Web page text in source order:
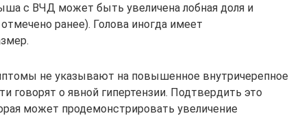
с ВЧД может быть увеличена лобная доля и
ранее). Голова иногда имеет
не указывают на повышенное внутричерепное
говорят о явной гипертензии. Подтвердить это
может продемонстрировать увеличение